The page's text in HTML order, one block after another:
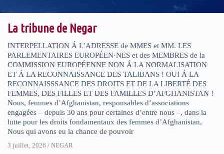
La tribune de Negar
INTERPELLATION Á L’ADRESSE de MMES et MM. LES
PARLEMENTAIRES EUROPÉEN·NES et des MEMBRES de la
COMMISSION EUROPÉENNE NON Á LA NORMALISATION
ET Á LA RECONNAISSANCE DES TALIBANS ! OUI Á LA
RECONNAISSSANCE DES DROITS ET DE LA LIBERTÉ DES
FEMMES, DES FILLES ET DES FAMILLES D’AFGHANISTAN !
Nous, femmes d’Afghanistan, responsables d’associations
engagées – depuis 30 ans pour certaines d’entre nous –, dans la
lutte pour les droits fondamentaux des femmes d’Afghanistan,
Nous qui avons eu la chance de pouvoir
3 juillet, 2026 / NEGAR